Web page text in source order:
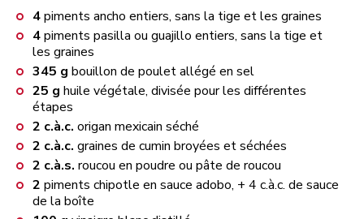
4piments ancho entiers, sans la tige et les graines
4piments pasilla ou guajillo entiers, sans la tige et
les graines
345 g bouillon de poulet allégé en sel
25 g huile végétale, divisée pour les différentes
étapes
2 c.à.c. origan mexicain séché
2 c.à.c. graines de cumin broyées et séchées
2 c.à.s. roucou en poudre ou pâte de roucou
2 piments chipotle en sauce adobo, + 4 c.à.c. de sauce
de la boîte